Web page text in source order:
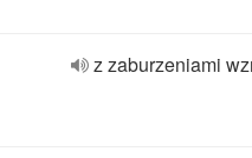
z zaburzeniami